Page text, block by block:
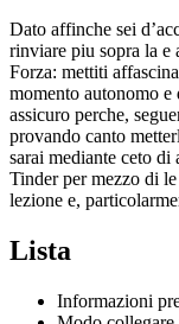
Dato affinche sei
rinviare piu sopra la e
Forza: mettiti
momento autonomo
assicuro perche,
provando canto
sarai mediante ceto di
Tinder per mezzo di
lezione e,
Lista
Informazioni